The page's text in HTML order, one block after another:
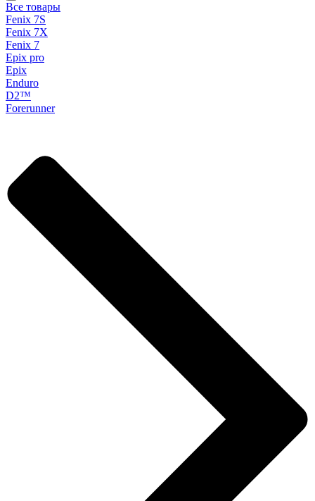
Все товары
Fenix 7S
Fenix 7X
Fenix 7
Epix pro
Epix
Enduro
D2™
Forerunner